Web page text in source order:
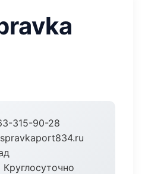
315-90-28
Круглосуточно